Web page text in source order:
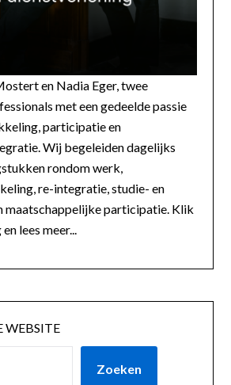
en Nadia Eger, twee
met een gedeelde passie
participatie en
Wij begeleiden dagelijks
rondom werk,
re-integratie, studie- en
maatschappelijke participatie. Klik
lees meer...
WEBSITE
Zoeken